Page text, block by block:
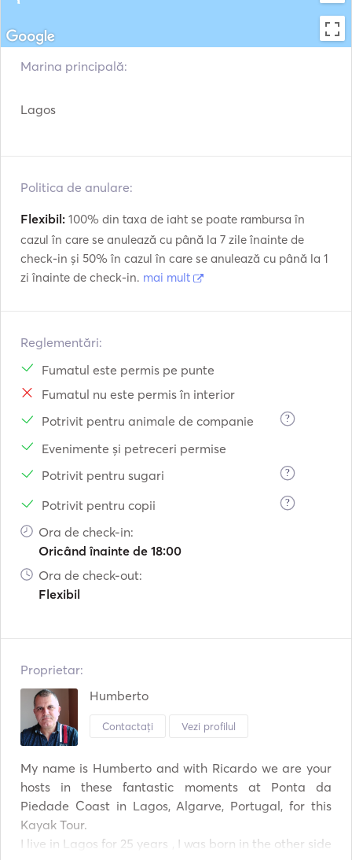
Marina principală:
Lagos
Politica de anulare:
Flexibil: 100% din taxa de iaht se poate rambursa în
cazul în care se anulează cu până la 7 zile înainte de
check-in și 50% în cazul în care se anulează cu până la 1
zi înainte de check-in. mai mult
Reglementări:
Fumatul este permis pe punte
Fumatul nu este permis în interior
Potrivit pentru animale de companie
?
Evenimente și petreceri permise
Potrivit pentru sugari
?
Potrivit pentru copii ?
Ora de check-in:
Oricând înainte de 18:00
Ora de check-out:
Flexibil
Proprietar:
Humberto
Contactați Vezi profilul
My name is Humberto and with Ricardo we are your
hosts in these fantastic moments at Ponta da
Piedade Coast in Lagos, Algarve, Portugal, for this
Kayak Tour.
I live in Lagos for 25 years , I was born in the other side